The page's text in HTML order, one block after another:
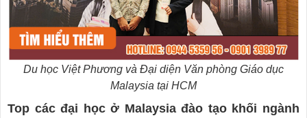
Du học Việt Phương và Đại diện Văn phòng Giáo dục
Malaysia tại HCM
Top các đại học ở Malaysiađào tạo khối ngành